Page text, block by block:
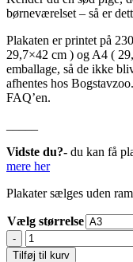
299 kr.
børneværelset – så er
Plakaten er printet på
29,7×42 cm ) og A4 (
emballage, så de ikke
afhentes hos
FAQ’en.
Vidste du?- du kan få
mere her
Plakater sælges uden
Vælg størrelse
Ida
antal
Tilføj til kurv